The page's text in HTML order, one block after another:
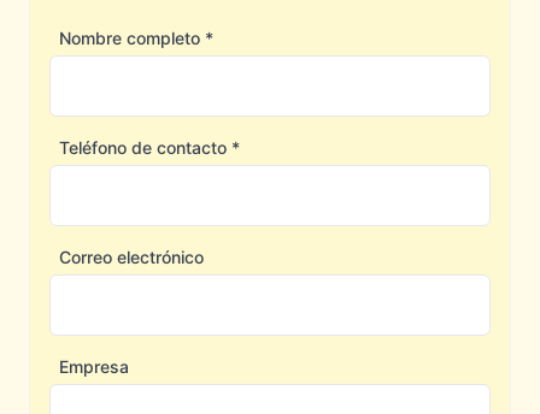
Nombre completo *
Teléfono de contacto *
Correo electrónico
Empresa